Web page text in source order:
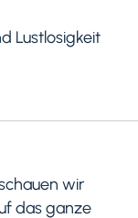
Lustlosigkeit
wir
das ganze